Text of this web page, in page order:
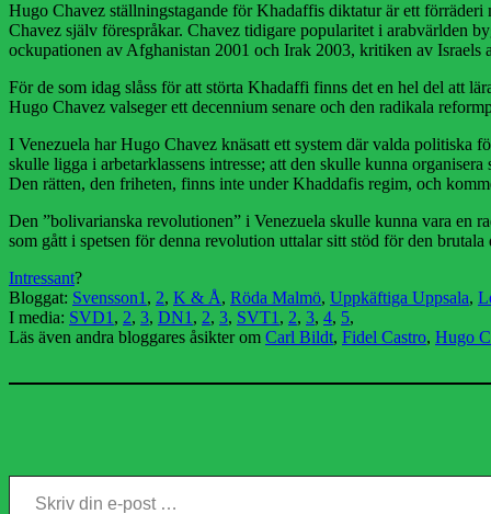
Hugo Chavez ställningstagande för Khadaffis diktatur är ett
Chavez själv förespråkar. Chavez tidigare popularitet i arabvärlden
ockupationen av Afghanistan 2001 och Irak 2003, kritiken av Israels
För de som idag slåss för att störta Khadaffi finns det en hel del att
Hugo Chavez valseger ett decennium senare och den radikala
I Venezuela har Hugo Chavez knäsatt ett system där valda politiska
skulle ligga i arbetarklassens intresse; att den skulle kunna
Den rätten, den friheten, finns inte under Khaddafis regim, och
Den ”bolivarianska revolutionen” i Venezuela skulle kunna vara en
som gått i spetsen för denna revolution uttalar sitt stöd för den
Intressant?
Bloggat: Svensson1 , 2, K & Å, Röda Malmö, Uppkäftiga Uppsala,
I media: SVD1 , 2, 3, DN1 , 2, 3, SVT1 , 2, 3, 4, 5,
Läs även andra bloggares åsikter om Carl Bildt, Fidel Castro, Hugo
Skriv din e-post …